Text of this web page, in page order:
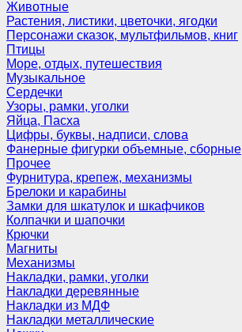
Животные
Растения, листики, цветочки, ягодки
Персонажи сказок, мультфильмов, книг
Птицы
Море, отдых, путешествия
Музыкальное
Сердечки
Узоры, рамки, уголки
Яйца, Пасха
Цифры, буквы, надписи, слова
Фанерные фигурки объемные, сборные
Прочее
Фурнитура, крепеж, механизмы
Брелоки и карабины
Замки для шкатулок и шкафчиков
Колпачки и шапочки
Крючки
Магниты
Механизмы
Накладки, рамки, уголки
Накладки деревянные
Накладки из МДФ
Накладки металлические